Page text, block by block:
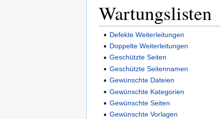
Wartungslisten
Defekte Weiterleitungen
Doppelte Weiterleitungen
Geschützte Seiten
Geschützte Seitennamen
Gewünschte Dateien
Gewünschte Kategorien
Gewünschte Seiten
Gewünschte Vorlagen